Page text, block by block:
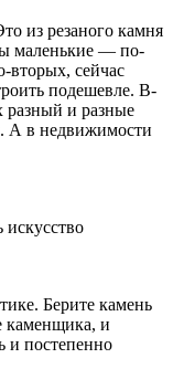
из резаного камня
маленькие — по-
вторых, сейчас
подешевле. В-
разный и разные
А в недвижимости
Берите камень
каменщика, и
и постепенно